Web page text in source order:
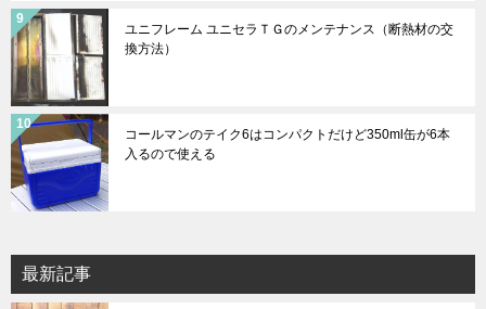
ユニフレーム ユニセラＴＧのメンテナンス（断熱材の交
換方法）
コールマンのテイク6はコンパクトだけど350ml缶が6本
入るので使える
最新記事